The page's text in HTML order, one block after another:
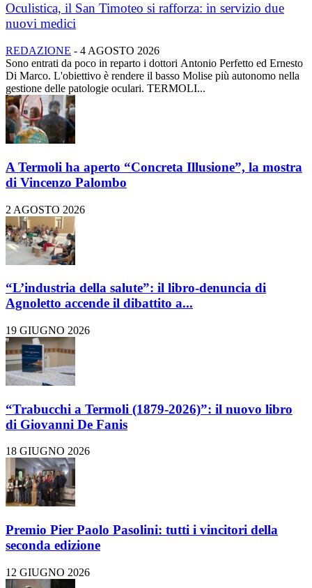
Oculistica, il San Timoteo si rafforza: in servizio due
nuovi medici
REDAZIONE - 4 AGOSTO 2026
Sono entrati da poco in reparto i dottori Antonio Perfetto ed Ernesto
Di Marco. L'obiettivo è rendere il basso Molise più autonomo nella
gestione delle patologie oculari. TERMOLI...
A Termoli ha aperto “Concreta Illusione”, la mostra
di Vincenzo Palombo
2 AGOSTO 2026
“L’industria della salute”: il libro-denuncia di
Agnoletto accende il dibattito a...
19 GIUGNO 2026
“Trabucchi a Termoli (1879-2026)”: il nuovo libro
di Giovanni De Fanis
18 GIUGNO 2026
Premio Pier Paolo Pasolini: tutti i vincitori della
seconda edizione
12 GIUGNO 2026